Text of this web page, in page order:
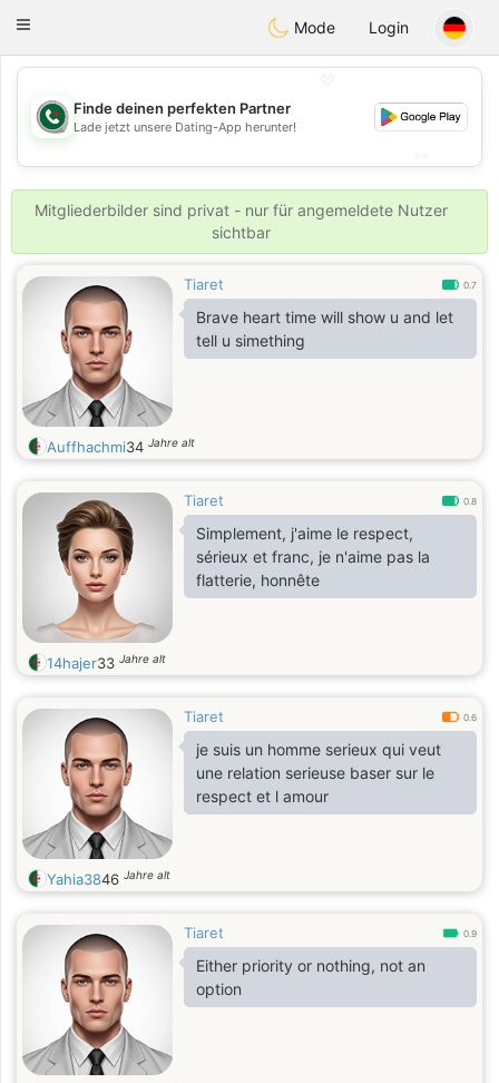
Weshrak
Toggle
Mode Login
💖
💕
Finde deinen perfekten Partner
Lade jetzt unsere Dating-App herunter!
Mitgliederbilder sind privat - nur für angemeldete Nutzer
sichtbar
Tiaret 0.7
Brave heart time will show u and let
tell u simething
Auffhachmi34 Jahre alt
Tiaret 0.8
Simplement, j'aime le respect,
sérieux et franc, je n'aime pas la
flatterie, honnête
14hajer33 Jahre alt
Tiaret 0.6
je suis un homme serieux qui veut
une relation serieuse baser sur le
respect et l amour
Yahia3846 Jahre alt
Tiaret 0.9
Either priority or nothing, not an
option